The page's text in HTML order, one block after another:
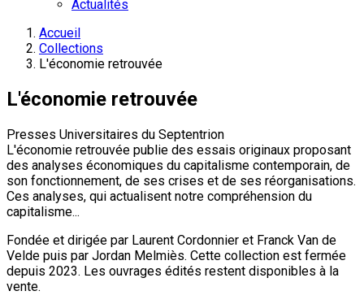
Actualités
Accueil
Collections
L'économie retrouvée
L'économie retrouvée
Presses Universitaires du Septentrion
L'économie retrouvée publie des essais originaux proposant
des analyses économiques du capitalisme contemporain, de
son fonctionnement, de ses crises et de ses réorganisations.
Ces analyses, qui actualisent notre compréhension du
capitalisme...
Fondée et dirigée par Laurent Cordonnier et Franck Van de
Velde puis par Jordan Melmiès. Cette collection est fermée
depuis 2023. Les ouvrages édités restent disponibles à la
vente.